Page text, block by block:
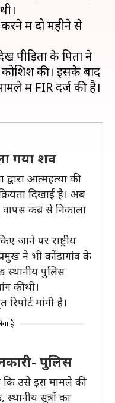
में दो महीने से
पीड़िता के पिता ने
की। इसके बाद
में FIR दर्ज की है।
गया शव
आत्महत्या की
दिखाई है। अब
कब्र से निकाला
जाने पर राष्ट्रीय
ने भी कोंडागांव के
स्थानीय पुलिस
की थी।
मांगी है।
है
पुलिस
उसे इस मामले की
स्थानीय सूत्रों का